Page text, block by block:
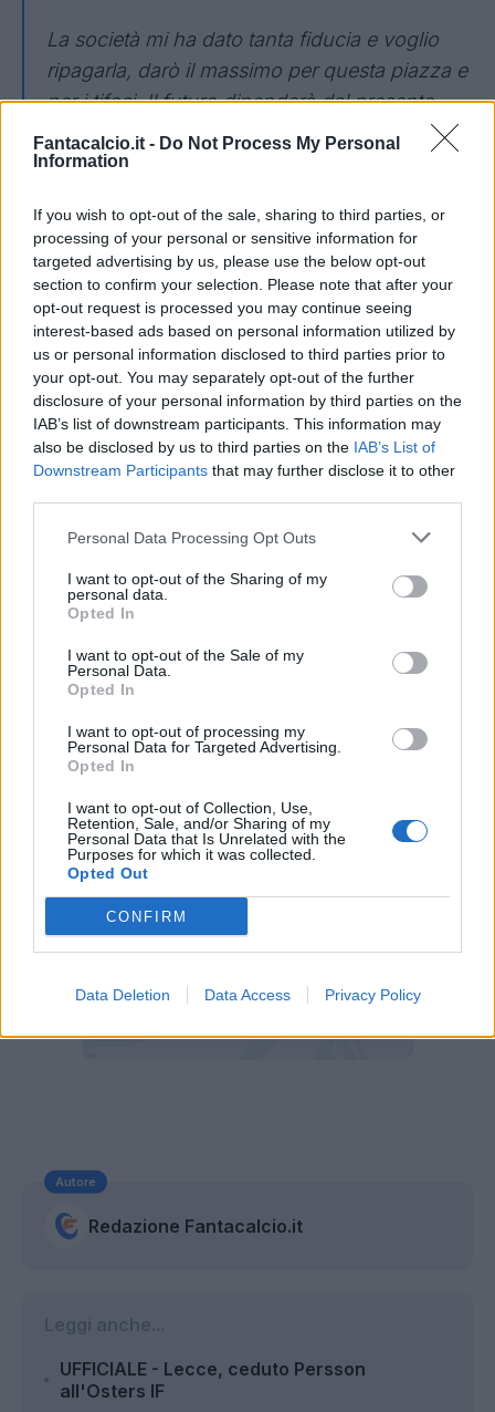
Fantacalcio.it - Do Not Process My Personal
Information
If you wish to opt-out of the sale, sharing to third parties, or
processing of your personal or sensitive information for
targeted advertising by us, please use the below opt-out
section to confirm your selection. Please note that after your
opt-out request is processed you may continue seeing
interest-based ads based on personal information utilized by
us or personal information disclosed to third parties prior to
your opt-out. You may separately opt-out of the further
disclosure of your personal information by third parties on the
IAB’s list of downstream participants. This information may
also be disclosed by us to third parties on the IAB’s List of
Downstream Participants that may further disclose it to other
Personal Data Processing Opt Outs
I want to opt-out of the Sharing of my
personal data.
Opted In
I want to opt-out of the Sale of my
Personal Data.
Opted In
I want to opt-out of processing my
Personal Data for Targeted Advertising.
Opted In
I want to opt-out of Collection, Use,
Retention, Sale, and/or Sharing of my
Personal Data that Is Unrelated with the
Purposes for which it was collected.
Opted Out
CONFIRM
Data Deletion Data Access Privacy Policy
La società mi ha dato tanta fiducia e voglio
ripagarla, darò il massimo per questa piazza e
per i tifosi. Il futuro dipenderà dal presente,
quest'anno sono concentrato su me stesso,
lavorerò tanto per migliorarmi e per la
raggiungerlo a tutti i costi.
Sentire le statistiche fa piacere, ma i numeri
sono frutto del lavoro di squadra. Un
attaccante ha bisogno della squadra alle sue
spalle, altrimenti non sarebbe così importante.
Non sento la pressione, vivo tranquillo, non
cambio mai atteggiamento".
L'approccio con miste e compagni di
squadra
buon rapporto con tutti. Col tempo
diventeremo sempre più uniti. Il numero di
maglia? Non l'ho ancora scelto, ne parleremo
coi compagni a fine ritiro. Ai tifosi dico siate
farli gioire".
Autore
Redazione Fantacalcio.it
UFFICIALE - Lecce, ceduto Persson
all'Osters IF